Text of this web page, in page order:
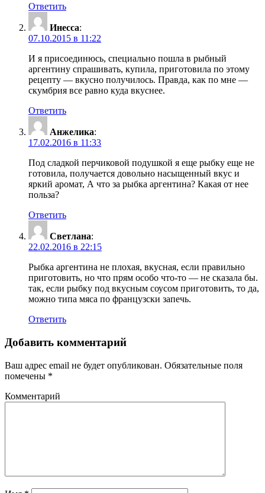
Ответить
Инесса:
07.10.2015 в 11:22
И я присоединюсь, специально пошла в рыбный
аргентину спрашивать, купила, приготовила по этому
рецепту — вкусно получилось. Правда, как по мне —
скумбрия все равно куда вкуснее.
Ответить
Анжелика:
17.02.2016 в 11:33
Под сладкой перчиковой подушкой я еще рыбку еще не
готовила, получается довольно насыщенный вкус и
яркий аромат, А что за рыбка аргентина? Какая от нее
польза?
Ответить
Светлана:
22.02.2016 в 22:15
Рыбка аргентина не плохая, вкусная, если правильно
приготовить, но что прям особо что-то — не сказала бы.
так, если рыбку под вкусным соусом приготовить, то да,
можно типа мяса по французски запечь.
Ответить
Добавить комментарий
Ваш адрес email не будет опубликован. Обязательные поля
помечены *
Комментарий